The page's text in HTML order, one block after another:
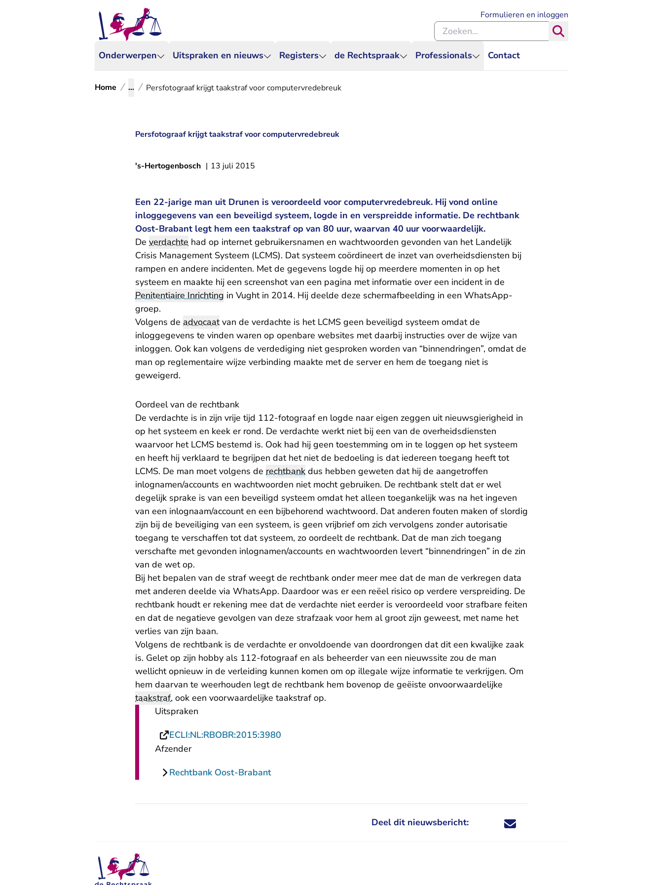
Onderwerpen Uitspraken en nieuws Registers de Rechtspraak Professionals Contact
Formulieren en inloggen
Zoeken binnen de Rechtspraak
Home ... Persfotograaf krijgt taakstraf voor computervredebreuk
Persfotograaf krijgt taakstraf voor computervredebreuk
's-Hertogenbosch | 13 juli 2015
Een 22-jarige man uit Drunen is veroordeeld voor computervredebreuk. Hij vond online
inloggegevens van een beveiligd systeem, logde in en verspreidde informatie. De rechtbank
Oost-Brabant legt hem een taakstraf op van 80 uur, waarvan 40 uur voorwaardelijk.
De verdachte had op internet gebruikersnamen en wachtwoorden gevonden van het Landelijk
Crisis Management Systeem (LCMS). Dat systeem coördineert de inzet van overheidsdiensten bij
rampen en andere incidenten. Met de gegevens logde hij op meerdere momenten in op het
systeem en maakte hij een screenshot van een pagina met informatie over een incident in de
Penitentiaire Inrichting in Vught in 2014. Hij deelde deze schermafbeelding in een WhatsApp-
groep.
Volgens de advocaatvan de verdachte is het LCMS geen beveiligd systeem omdat de
inloggegevens te vinden waren op openbare websites met daarbij instructies over de wijze van
inloggen. Ook kan volgens de verdediging niet gesproken worden van “binnendringen”, omdat de
man op reglementaire wijze verbinding maakte met de server en hem de toegang niet is
geweigerd.
Oordeel van de rechtbank
De verdachte is in zijn vrije tijd 112-fotograaf en logde naar eigen zeggen uit nieuwsgierigheid in
op het systeem en keek er rond. De verdachte werkt niet bij een van de overheidsdiensten
waarvoor het LCMS bestemd is. Ook had hij geen toestemming om in te loggen op het systeem
en heeft hij verklaard te begrijpen dat het niet de bedoeling is dat iedereen toegang heeft tot
LCMS. De man moet volgens de rechtbank dus hebben geweten dat hij de aangetroffen
inlognamen/accounts en wachtwoorden niet mocht gebruiken. De rechtbank stelt dat er wel
degelijk sprake is van een beveiligd systeem omdat het alleen toegankelijk was na het ingeven
van een inlognaam/account en een bijbehorend wachtwoord. Dat anderen fouten maken of slordig
zijn bij de beveiliging van een systeem, is geen vrijbrief om zich vervolgens zonder autorisatie
toegang te verschaffen tot dat systeem, zo oordeelt de rechtbank. Dat de man zich toegang
verschafte met gevonden inlognamen/accounts en wachtwoorden levert “binnendringen” in de zin
van de wet op.
Bij het bepalen van de straf weegt de rechtbank onder meer mee dat de man de verkregen data
met anderen deelde via WhatsApp. Daardoor was er een reëel risico op verdere verspreiding. De
rechtbank houdt er rekening mee dat de verdachte niet eerder is veroordeeld voor strafbare feiten
en dat de negatieve gevolgen van deze strafzaak voor hem al groot zijn geweest, met name het
verlies van zijn baan.
Volgens de rechtbank is de verdachte er onvoldoende van doordrongen dat dit een kwalijke zaak
is. Gelet op zijn hobby als 112-fotograaf en als beheerder van een nieuwssite zou de man
wellicht opnieuw in de verleiding kunnen komen om op illegale wijze informatie te verkrijgen. Om
hem daarvan te weerhouden legt de rechtbank hem bovenop de geëiste onvoorwaardelijke
taakstraf, ook een voorwaardelijke taakstraf op.
Uitspraken
ECLI:NL:RBOBR:2015:3980
Afzender
Rechtbank Oost-Brabant
Deel dit nieuwsbericht: Deel dit nieuwsbericht via X - U verlaat
Deel dit nieuwsbericht via Facebook - U
Deel dit nieuwsbericht via e-mail
Deel dit nieuwsbericht via LinkedIn - U